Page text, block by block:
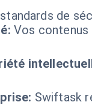
de
Vos
Swiftask